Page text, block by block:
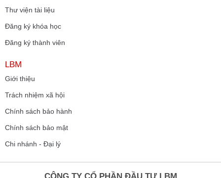
Thư viện tài liệu
Đăng ký khóa học
Đăng ký thành viên
LBM
Giới thiệu
Trách nhiệm xã hội
Chính sách bảo hành
Chính sách bảo mật
Chi nhánh - Đại lý